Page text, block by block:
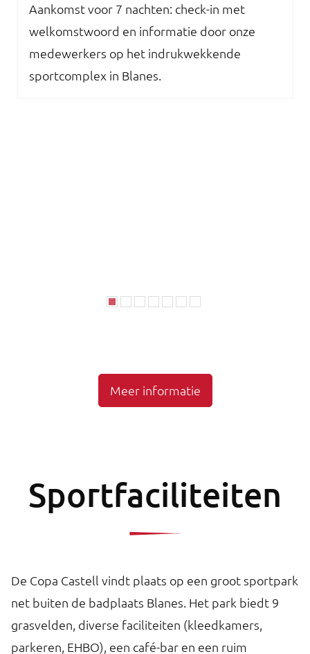
Aankomst voor 7 nachten: check-in met
welkomstwoord en informatie door onze
medewerkers op het indrukwekkende
sportcomplex in Blanes.
Meer informatie
Sportfaciliteiten
De Copa Castell vindt plaats op een groot sportpark
net buiten de badplaats Blanes. Het park biedt 9
grasvelden, diverse faciliteiten (kleedkamers,
parkeren, EHBO), een café-bar en een ruim